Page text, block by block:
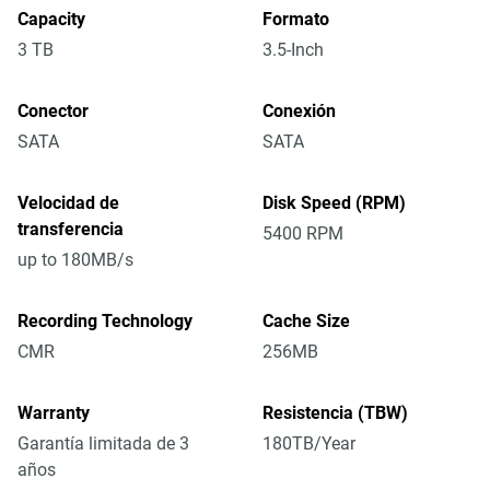
Capacity
3 TB
Formato
3.5-Inch
Conector
SATA
Conexión
SATA
Velocidad de
transferencia
up to 180MB/s
Disk Speed (RPM)
5400 RPM
Recording Technology
CMR
Cache Size
256MB
Warranty
Garantía limitada de 3
años
Resistencia (TBW)
180TB/Year